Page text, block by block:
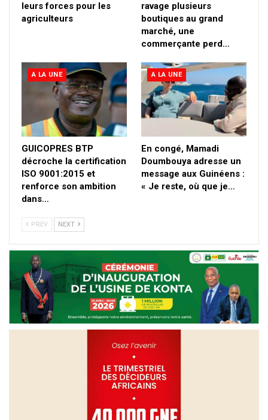
leurs forces pour les
agriculteurs
ravage plusieurs
boutiques au grand
marché, une
commerçante perd…
A LA UNE
GUICOPRES BTP
décroche la certification
ISO 9001:2015 et
renforce son ambition
dans…
A LA UNE
En congé, Mamadi
Doumbouya adresse un
message aux Guinéens :
« Je reste, où que je…
PREV NEXT